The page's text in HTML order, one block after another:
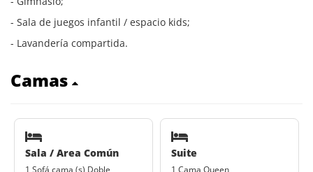
- Sala de juegos infantil / espacio kids;
- Lavandería compartida.
Camas
Sala / Area Común
1 Sofá cama (s) Doble
Suite
1 Cama Queen